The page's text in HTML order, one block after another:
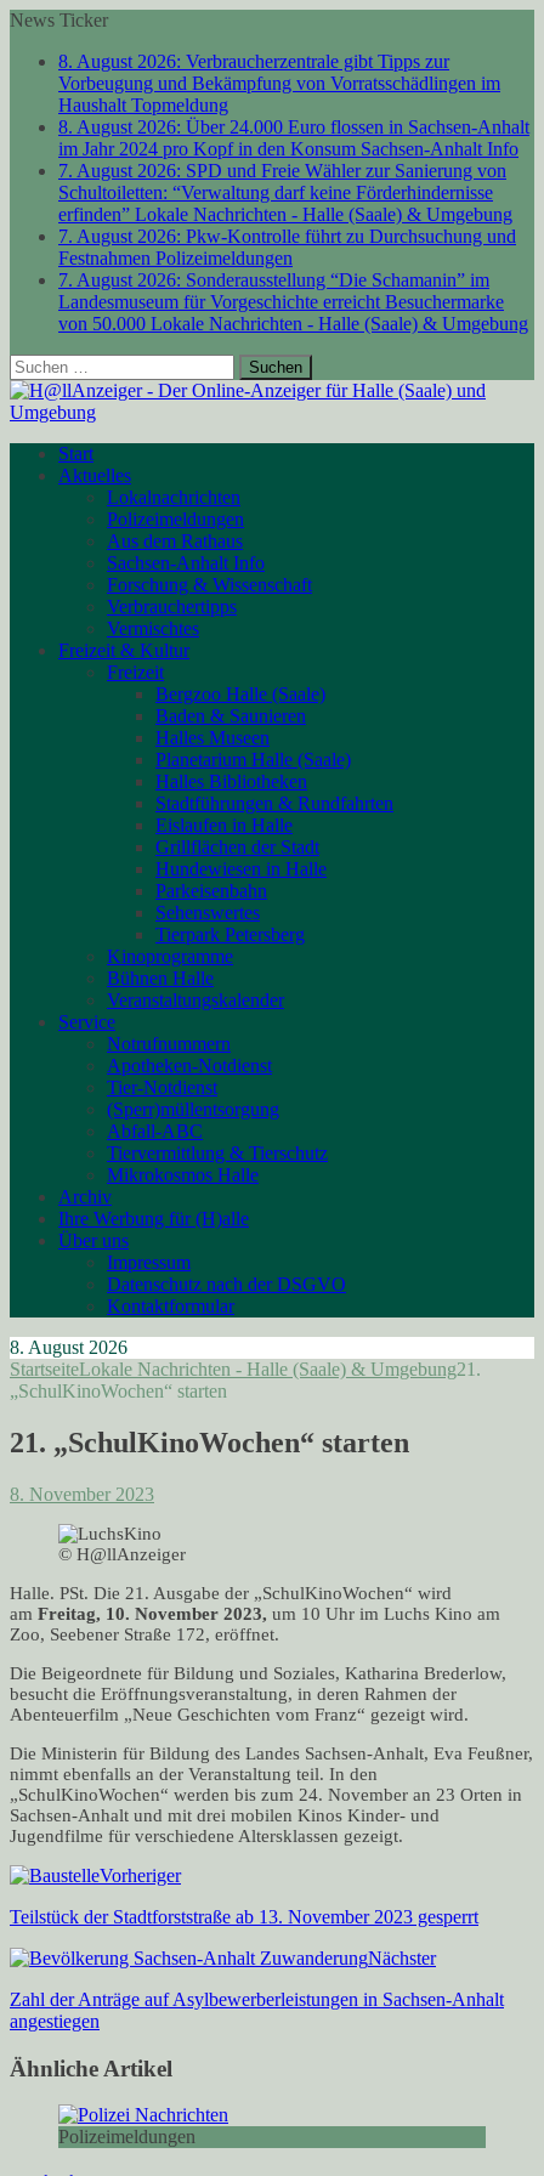
News Ticker
8. August 2026: Verbraucherzentrale gibt Tipps zur
Vorbeugung und Bekämpfung von Vorratsschädlingen im
Haushalt Topmeldung
8. August 2026: Über 24.000 Euro flossen in Sachsen-Anhalt
im Jahr 2024 pro Kopf in den Konsum Sachsen-Anhalt Info
7. August 2026: SPD und Freie Wähler zur Sanierung von
Schultoiletten: “Verwaltung darf keine Förderhindernisse
erfinden” Lokale Nachrichten - Halle (Saale) & Umgebung
7. August 2026: Pkw-Kontrolle führt zu Durchsuchung und
Festnahmen Polizeimeldungen
7. August 2026: Sonderausstellung “Die Schamanin” im
Landesmuseum für Vorgeschichte erreicht Besuchermarke
von 50.000 Lokale Nachrichten - Halle (Saale) & Umgebung
Suchen
nach:
Start
Aktuelles
Lokalnachrichten
Polizeimeldungen
Aus dem Rathaus
Sachsen-Anhalt Info
Forschung & Wissenschaft
Verbrauchertipps
Vermischtes
Freizeit & Kultur
Freizeit
Bergzoo Halle (Saale)
Baden & Saunieren
Halles Museen
Planetarium Halle (Saale)
Halles Bibliotheken
Stadtführungen & Rundfahrten
Eislaufen in Halle
Grillflächen der Stadt
Hundewiesen in Halle
Parkeisenbahn
Sehenswertes
Tierpark Petersberg
Kinoprogramme
Bühnen Halle
Veranstaltungskalender
Service
Notrufnummern
Apotheken-Notdienst
Tier-Notdienst
(Sperr)müllentsorgung
Abfall-ABC
Tiervermittlung & Tierschutz
Mikrokosmos Halle
Archiv
Ihre Werbung für (H)alle
Über uns
Impressum
Datenschutz nach der DSGVO
Kontaktformular
8. August 2026
StartseiteLokale Nachrichten - Halle (Saale) & Umgebung21.
„SchulKinoWochen“ starten
21. „SchulKinoWochen“ starten
8. November 2023
© H@llAnzeiger
Halle. PSt. Die 21. Ausgabe der „SchulKinoWochen“ wird
am Freitag, 10. November 2023, um 10 Uhr im Luchs Kino am
Zoo, Seebener Straße 172, eröffnet.
Die Beigeordnete für Bildung und Soziales, Katharina Brederlow,
besucht die Eröffnungsveranstaltung, in deren Rahmen der
Abenteuerfilm „Neue Geschichten vom Franz“ gezeigt wird.
Die Ministerin für Bildung des Landes Sachsen-Anhalt, Eva Feußner,
nimmt ebenfalls an der Veranstaltung teil. In den
„SchulKinoWochen“ werden bis zum 24. November an 23 Orten in
Sachsen-Anhalt und mit drei mobilen Kinos Kinder- und
Jugendfilme für verschiedene Altersklassen gezeigt.
Vorheriger
Teilstück der Stadtforststraße ab 13. November 2023 gesperrt
Nächster
Zahl der Anträge auf Asylbewerberleistungen in Sachsen-Anhalt
angestiegen
Ähnliche Artikel
Polizeimeldungen